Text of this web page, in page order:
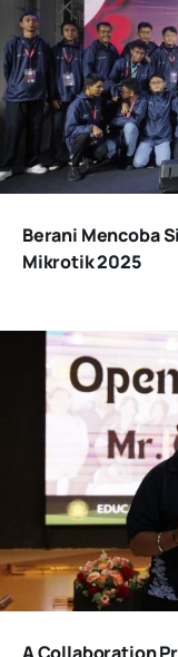
Berani Mencoba
Mikrotik 2025